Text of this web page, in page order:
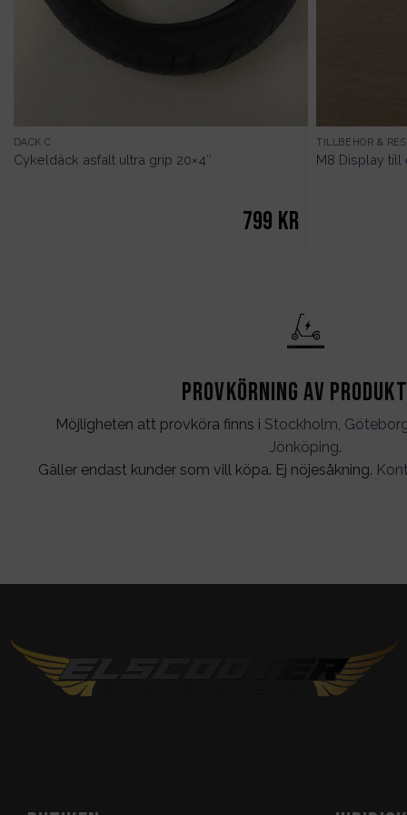
DÄCK C
Cykeldäck asfalt ultra grip 20×4″
799 kr
TILLBEHÖR &
M8 Display
Provkörning av
Möjligheten att provköra finns i Stockholm,
Jönköping.
Gäller endast kunder som vill köpa. Ej nöjesåkning.